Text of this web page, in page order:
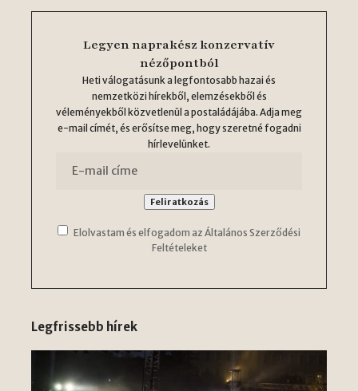
Legyen naprakész konzervatív
nézőpontból
Heti válogatásunk a legfontosabb hazai és
nemzetközi hírekből, elemzésekből és
véleményekből közvetlenül a postaládájába. Adja meg
e-mail címét, és erősítse meg, hogy szeretné fogadni
hírlevelünket.
Elolvastam és elfogadom az Általános Szerződési
Feltételeket
Legfrissebb hírek